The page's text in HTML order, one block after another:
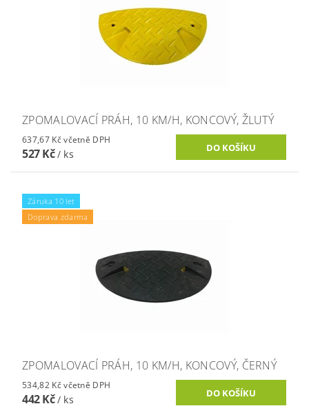
ZPOMALOVACÍ PRÁH, 10 KM/H, KONCOVÝ, ŽLUTÝ
637,67 Kč včetně DPH
527 Kč/ ks
Záruka 10 let
Doprava zdarma
ZPOMALOVACÍ PRÁH, 10 KM/H, KONCOVÝ, ČERNÝ
534,82 Kč včetně DPH
442 Kč/ ks